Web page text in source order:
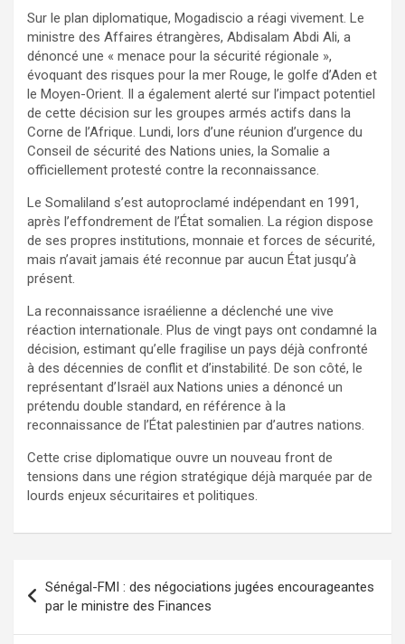
Sur le plan diplomatique, Mogadiscio a réagi vivement. Le
ministre des Affaires étrangères, Abdisalam Abdi Ali, a
dénoncé une « menace pour la sécurité régionale »,
évoquant des risques pour la mer Rouge, le golfe d’Aden et
le Moyen-Orient. Il a également alerté sur l’impact potentiel
de cette décision sur les groupes armés actifs dans la
Corne de l’Afrique. Lundi, lors d’une réunion d’urgence du
Conseil de sécurité des Nations unies, la Somalie a
officiellement protesté contre la reconnaissance.
Le Somaliland s’est autoproclamé indépendant en 1991,
après l’effondrement de l’État somalien. La région dispose
de ses propres institutions, monnaie et forces de sécurité,
mais n’avait jamais été reconnue par aucun État jusqu’à
présent.
La reconnaissance israélienne a déclenché une vive
réaction internationale. Plus de vingt pays ont condamné la
décision, estimant qu’elle fragilise un pays déjà confronté
à des décennies de conflit et d’instabilité. De son côté, le
représentant d’Israël aux Nations unies a dénoncé un
prétendu double standard, en référence à la
reconnaissance de l’État palestinien par d’autres nations.
Cette crise diplomatique ouvre un nouveau front de
tensions dans une région stratégique déjà marquée par de
lourds enjeux sécuritaires et politiques.
Sénégal-FMI : des négociations jugées encourageantes
par le ministre des Finances